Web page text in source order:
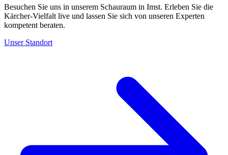
Besuchen Sie uns in unserem Schauraum in Imst. Erleben Sie die
Kärcher-Vielfalt live und lassen Sie sich von unseren Experten
kompetent beraten.
Unser Standort